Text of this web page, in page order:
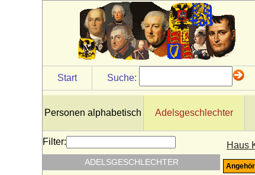
Start Suche:
Personen alphabetisch Adelsgeschlechter
Haus
Filter:
ADELSGESCHLECHTER
Haus Habsburg-Lothringen
Haus Hanau
Haus Hannover (Welfen)
Haus Hauteville
Haus Hohenlohe
Haus Holland (Gerulfinger)
Haus Isenburg (Haus Ysenburg)
Haus Jimenez
Haus Jülich